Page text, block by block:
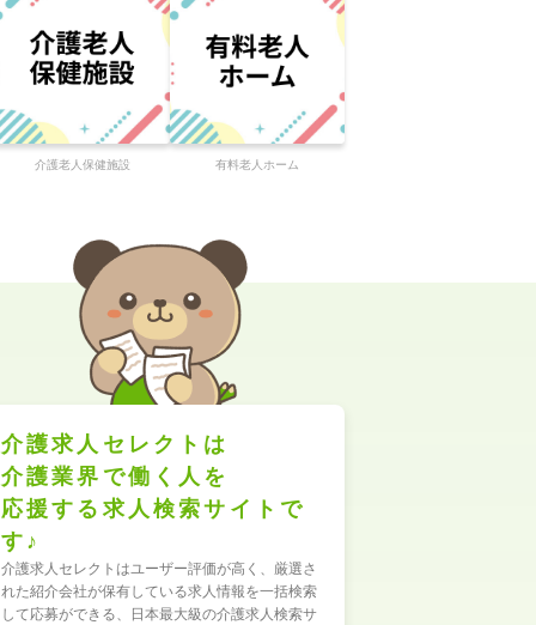
介護老人保健施設 有料老人ホーム
介護求人セレクトは
介護業界で働く人を
応援する求人検索サイトで
す♪
介護求人セレクトはユーザー評価が高く、厳選さ
れた紹介会社が保有している求人情報を一括検索
して応募ができる、日本最大級の介護求人検索サ